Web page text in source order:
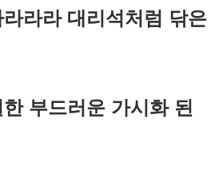
라라 대리석처럼 닦은
부드러운 가시화 된